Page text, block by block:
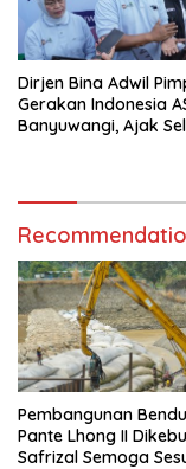
Dirjen Bina Adwil
Gerakan Indonesia
Banyuwangi, Ajak
Pembangunan
Pante Lhong II
Safrizal Semoga